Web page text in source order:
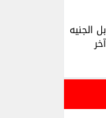
الجنيه